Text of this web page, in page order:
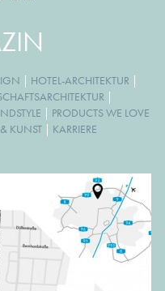
| HOTEL-ARCHITEKTUR |
|
| PRODUCTS WE LOVE
KUNST | KARRIERE